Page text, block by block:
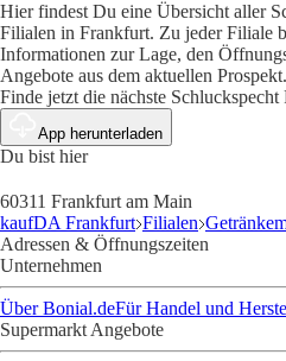
Hier findest Du eine Übersicht aller
Filialen in Frankfurt. Zu jeder Filiale
Informationen zur Lage, den
Angebote aus dem aktuellen Prospekt.
Finde jetzt die nächste
App herunterladen
Du bist hier
60311 Frankfurt am Main
kaufDA Frankfurt Filialen
Adressen & Öffnungszeiten
Unternehmen
Über Bonial.deFür Handel und
Supermarkt Angebote